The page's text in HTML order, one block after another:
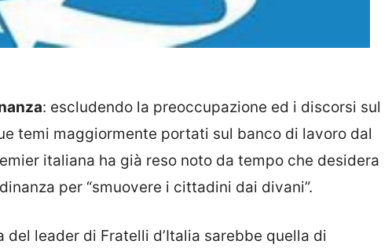
: escludendo la preoccupazione ed i discorsi sul
temi maggiormente portati sul banco di lavoro dal
italiana ha già reso noto da tempo che desidera
per “smuovere i cittadini dai divani”.
del leader di Fratelli d’Italia sarebbe quella di